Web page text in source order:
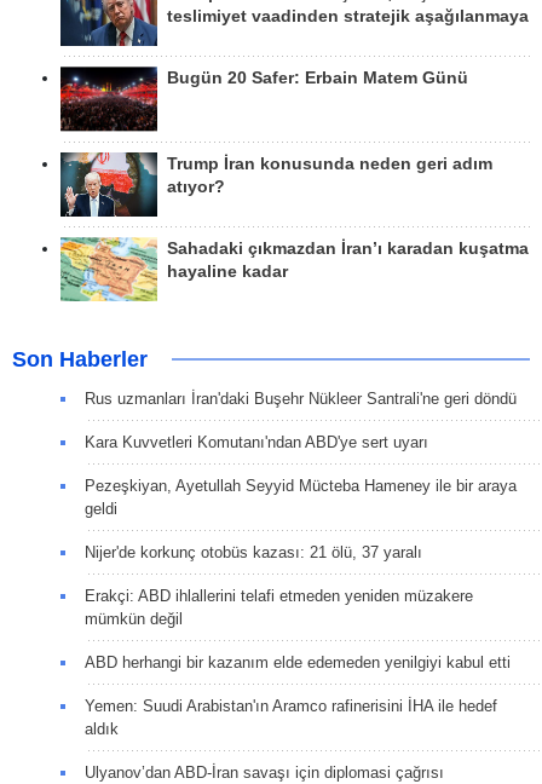
teslimiyet vaadinden stratejik aşağılanmaya
Bugün 20 Safer: Erbain Matem Günü
Trump İran konusunda neden geri adım
atıyor?
Sahadaki çıkmazdan İran’ı karadan kuşatma
hayaline kadar
Son Haberler
Rus uzmanları İran'daki Buşehr Nükleer Santrali'ne geri döndü
Kara Kuvvetleri Komutanı'ndan ABD'ye sert uyarı
Pezeşkiyan, Ayetullah Seyyid Mücteba Hameney ile bir araya
geldi
Nijer'de korkunç otobüs kazası: 21 ölü, 37 yaralı
Erakçi: ABD ihlallerini telafi etmeden yeniden müzakere
mümkün değil
ABD herhangi bir kazanım elde edemeden yenilgiyi kabul etti
Yemen: Suudi Arabistan'ın Aramco rafinerisini İHA ile hedef
aldık
Ulyanov’dan ABD-İran savaşı için diplomasi çağrısı